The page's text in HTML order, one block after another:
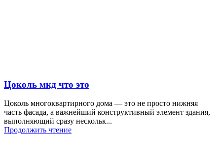
Цоколь мкд что это
Цоколь многоквартирного дома — это не просто нижняя
часть фасада, а важнейший конструктивный элемент здания,
выполняющий сразу нескольк...
Продолжить чтение